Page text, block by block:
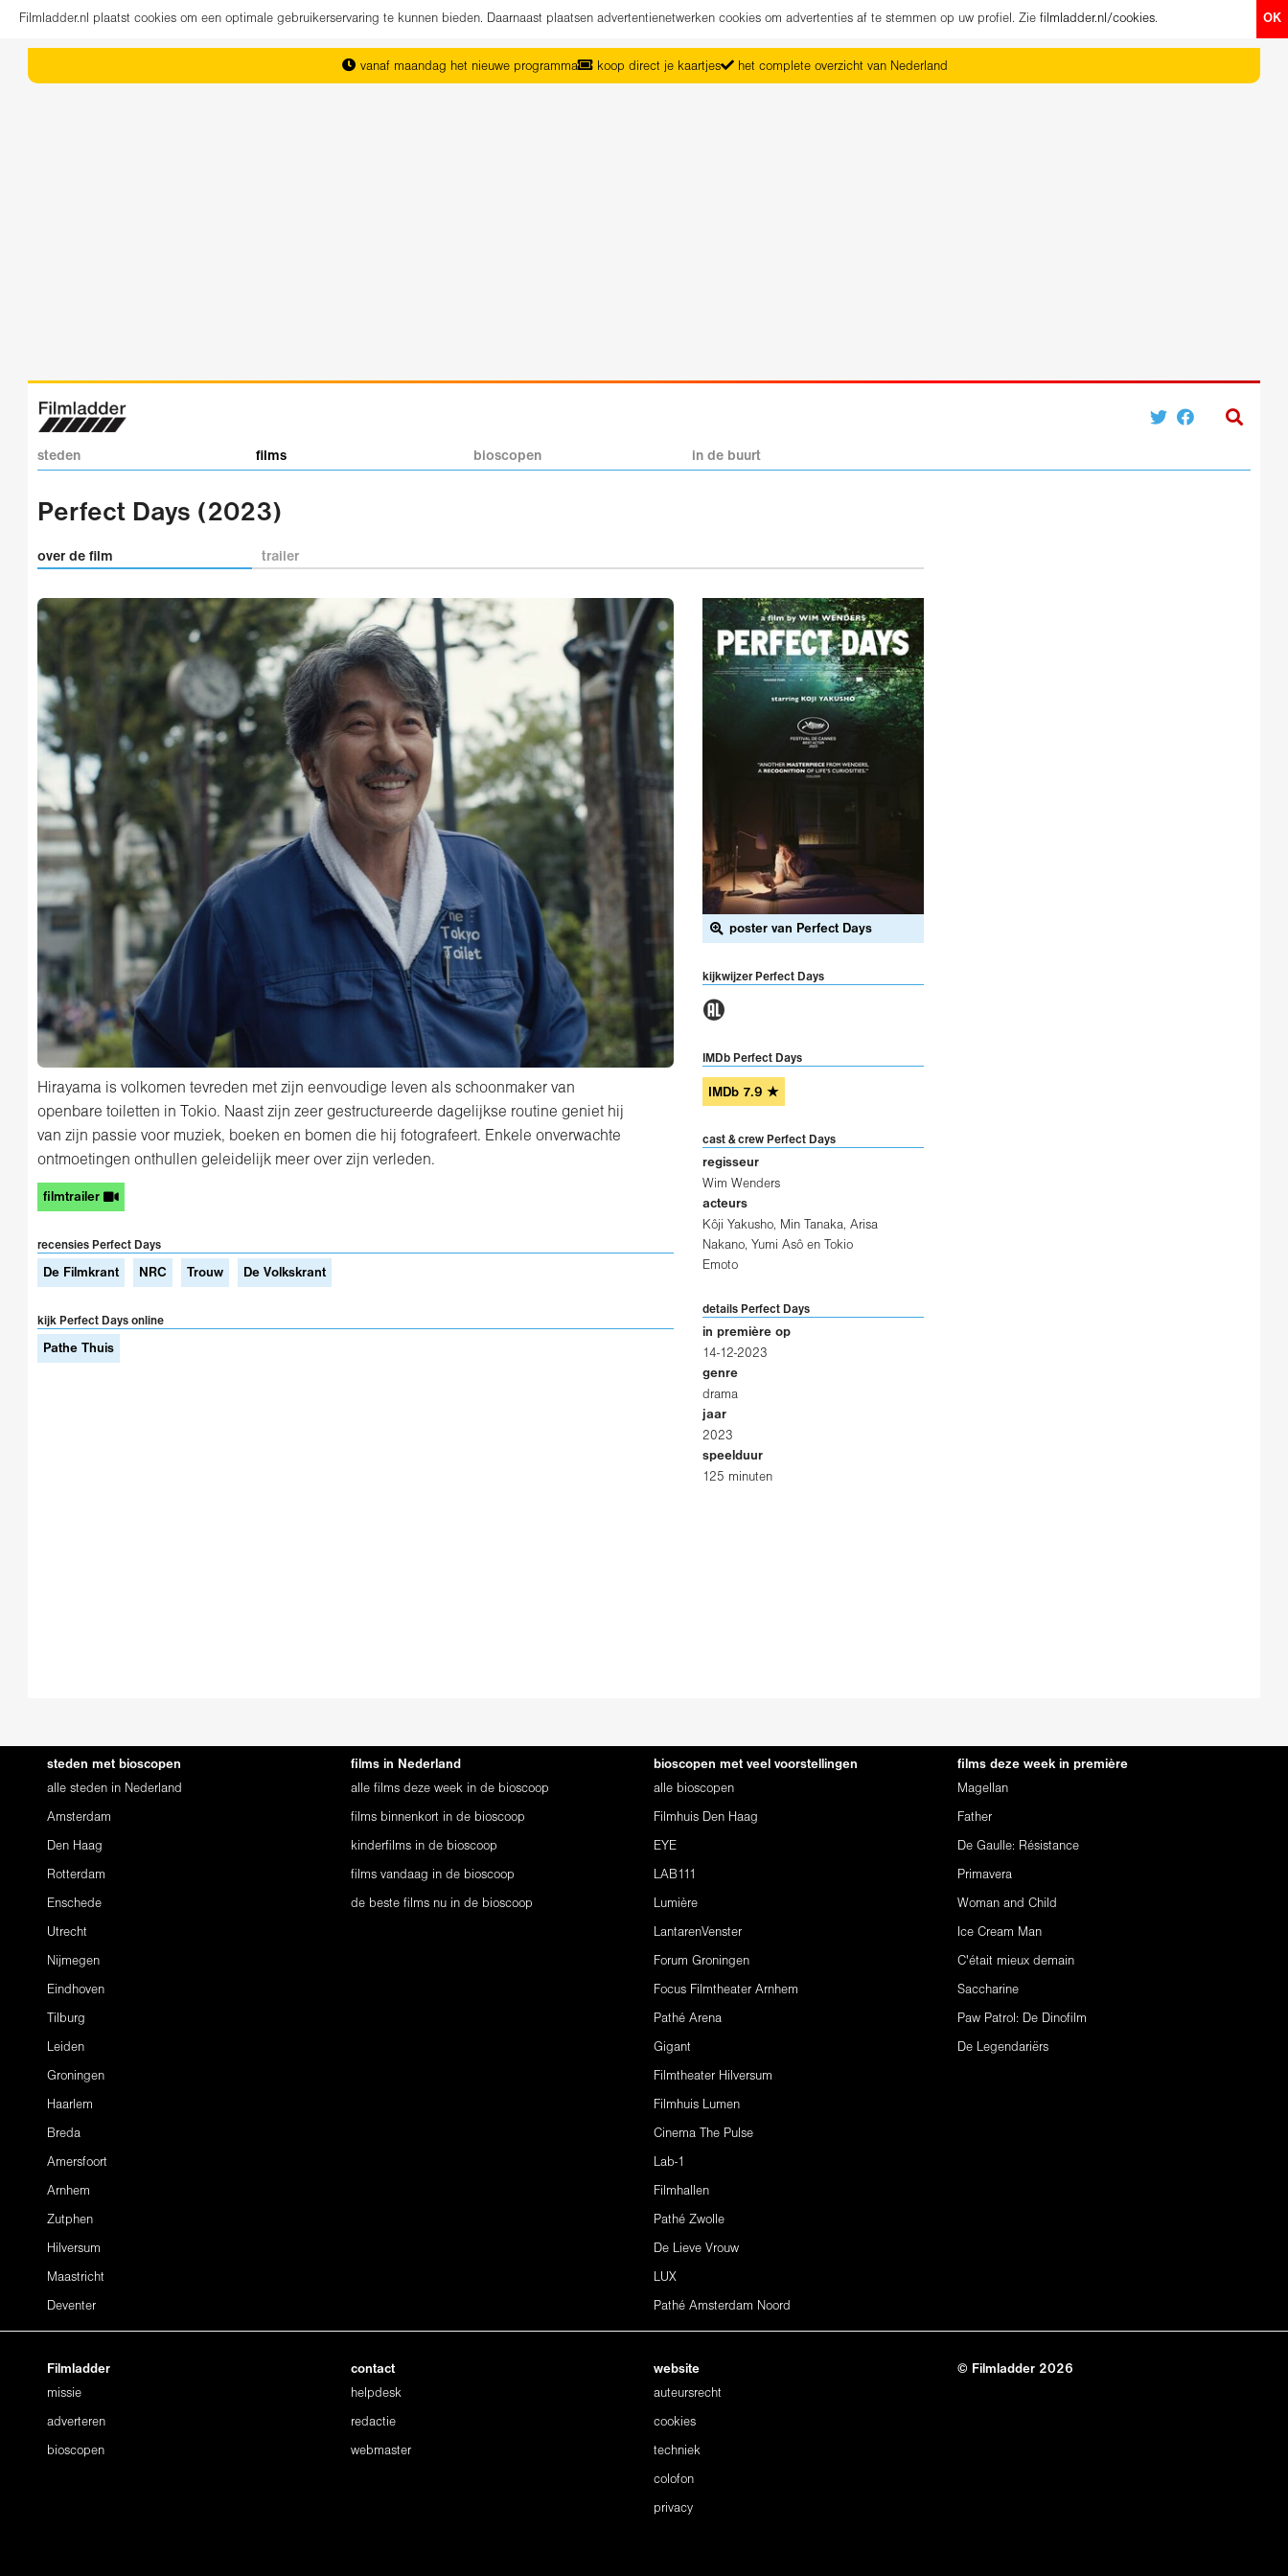
OK
Filmladder.nl plaatst cookies om een optimale gebruikerservaring te kunnen bieden. Daarnaast plaatsen advertentienetwerken cookies om advertenties af te stemmen op uw profiel. Zie filmladder.nl/cookies.
vanaf maandag het nieuwe programma koop direct je kaartjes het complete overzicht van Nederland
steden films bioscopen in de buurt
Perfect Days (2023)
over de film trailer
Hirayama is volkomen tevreden met zijn eenvoudige leven als schoonmaker van
openbare toiletten in Tokio. Naast zijn zeer gestructureerde dagelijkse routine geniet hij
van zijn passie voor muziek, boeken en bomen die hij fotografeert. Enkele onverwachte
ontmoetingen onthullen geleidelijk meer over zijn verleden.
filmtrailer
recensies Perfect Days
De Filmkrant NRC Trouw De Volkskrant
kijk Perfect Days online
Pathe Thuis
poster van Perfect Days
kijkwijzer Perfect Days
1
IMDb Perfect Days
IMDb 7.9 ★
cast & crew Perfect Days
regisseur
Wim Wenders
acteurs
Kôji Yakusho, Min Tanaka, Arisa
Nakano, Yumi Asô en
Tokio
Emoto
details Perfect Days
in première op
14-12-2023
genre
drama
jaar
2023
speelduur
125 minuten
steden met bioscopen
alle steden in Nederland
Amsterdam
Den Haag
Rotterdam
Enschede
Utrecht
Nijmegen
Eindhoven
Tilburg
Leiden
Groningen
Haarlem
Breda
Amersfoort
Arnhem
Zutphen
Hilversum
Maastricht
Deventer
films in Nederland
alle films deze week in de bioscoop
films binnenkort in de bioscoop
kinderfilms in de bioscoop
films vandaag in de bioscoop
de beste films nu in de bioscoop
bioscopen met veel voorstellingen
alle bioscopen
Filmhuis Den Haag
EYE
LAB111
Lumière
LantarenVenster
Forum Groningen
Focus Filmtheater Arnhem
Pathé Arena
Gigant
Filmtheater Hilversum
Filmhuis Lumen
Cinema The Pulse
Lab-1
Filmhallen
Pathé Zwolle
De Lieve Vrouw
LUX
Pathé Amsterdam Noord
films deze week in première
Magellan
Father
De Gaulle: Résistance
Primavera
Woman and Child
Ice Cream Man
C'était mieux demain
Saccharine
Paw Patrol: De Dinofilm
De Legendariërs
Filmladder
missie
adverteren
bioscopen
contact
helpdesk
redactie
webmaster
website
auteursrecht
cookies
techniek
colofon
privacy
© Filmladder 2026